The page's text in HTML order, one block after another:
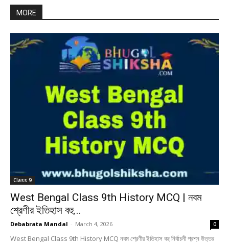
MORE
Class 9
West Bengal Class 9th History MCQ | নবম
শ্রেণীর ইতিহাস বহু...
Debabrata Mandal - March 4, 2026 0
West Bengal Class 9th History MCQ নবম শ্রেণীর ইতিহাস বহু নির্বাচনী প্রশ্ন উত্তর